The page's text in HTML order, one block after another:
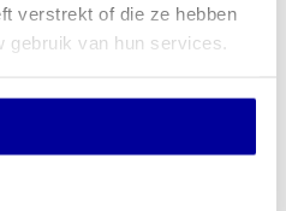
verstrekt of die ze hebben
gebruik van hun services.